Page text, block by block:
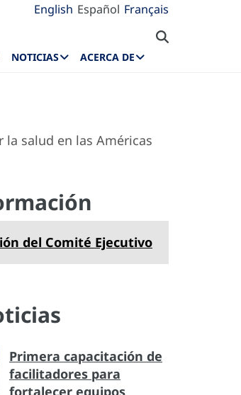
English Español Français
NOTICIAS ACERCA DE
la salud en las Américas
del Comité Ejecutivo
Primera capacitación de
facilitadores para
fortalecer equipos